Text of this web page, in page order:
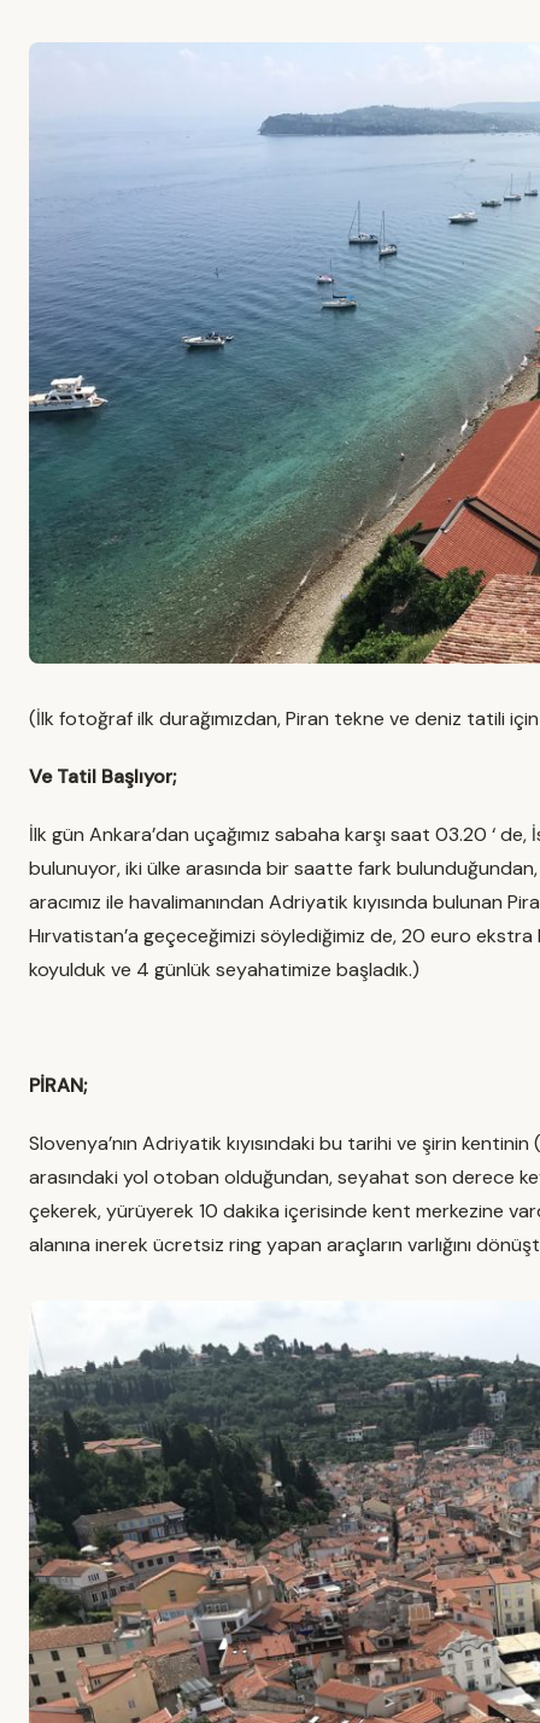
(İlk fotoğraf ilk durağımızdan, Piran tekne ve deniz tatili
Ve Tatil Başlıyor;
İlk gün Ankara’dan uçağımız sabaha karşı saat 03.20 ‘
bulunuyor, iki ülke arasında bir saatte fark
aracımız ile havalimanından Adriyatik kıyısında bulunan
Hırvatistan’a geçeceğimizi söylediğimiz de, 20 euro
koyulduk ve 4 günlük seyahatimize başladık.)
PİRAN;
Slovenya’nın Adriyatik kıyısındaki bu tarihi ve şirin
arasındaki yol otoban olduğundan, seyahat son derece
çekerek, yürüyerek 10 dakika içerisinde kent merkezine
alanına inerek ücretsiz ring yapan araçların varlığını